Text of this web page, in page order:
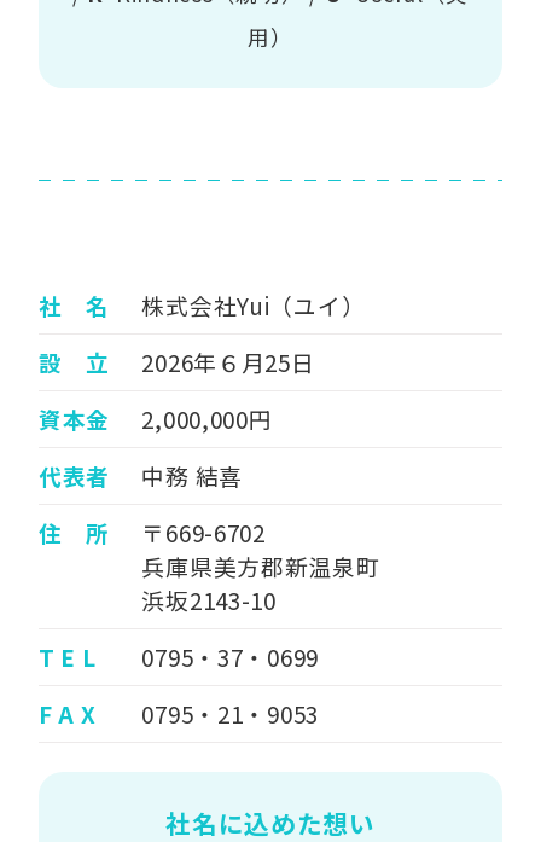
用）
社 名
株式会社Yui（ユイ）
設 立
2026年６月25日
資本金
2,000,000円
代表者
中務 結喜
住 所
〒669-6702
兵庫県美方郡新温泉町
浜坂2143-10
T E L
0795・37・0699
F A X
0795・21・9053
社名に込めた想い